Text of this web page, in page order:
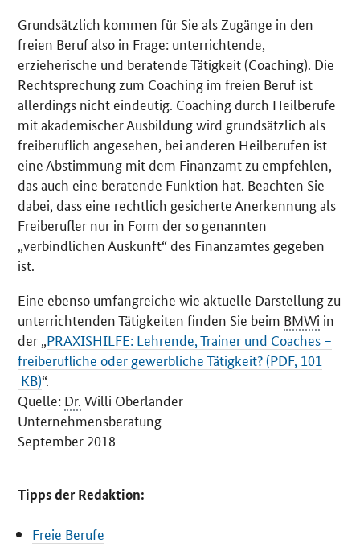
Grundsätzlich kommen für Sie als Zugänge in den
freien Beruf also in Frage: unterrichtende,
erzieherische und beratende Tätigkeit (Coaching). Die
Rechtsprechung zum Coaching im freien Beruf ist
allerdings nicht eindeutig. Coaching durch Heilberufe
mit akademischer Ausbildung wird grundsätzlich als
freiberuflich angesehen, bei anderen Heilberufen ist
eine Abstimmung mit dem Finanzamt zu empfehlen,
das auch eine beratende Funktion hat. Beachten Sie
dabei, dass eine rechtlich gesicherte Anerkennung als
Freiberufler nur in Form der so genannten
„verbindlichen Auskunft“ des Finanzamtes gegeben
ist.
Eine ebenso umfangreiche wie aktuelle Darstellung zu
unterrichtenden Tätigkeiten finden Sie beim BMWi in
der „PRAXISHILFE: Lehrende, Trainer und Coaches –
freiberufliche oder gewerbliche Tätigkeit? (PDF, 101
KB)“.
Quelle: Dr. Willi Oberlander
Unternehmensberatung
September 2018
Tipps der Redaktion:
Freie Berufe